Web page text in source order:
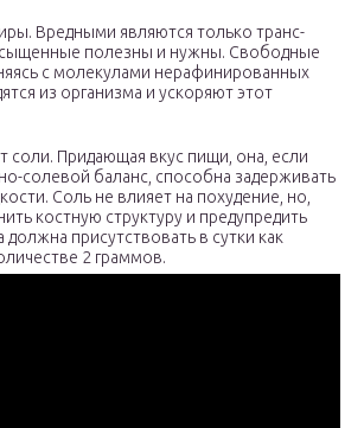
Вредными являются только транс-
полезны и нужны. Свободные
с молекулами нерафинированных
из организма и ускоряют этот
соли. Придающая вкус пищи, она, если
солевой баланс, способна задерживать
Соль не влияет на похудение, но,
костную структуру и предупредить
должна присутствовать в сутки как
2 граммов.